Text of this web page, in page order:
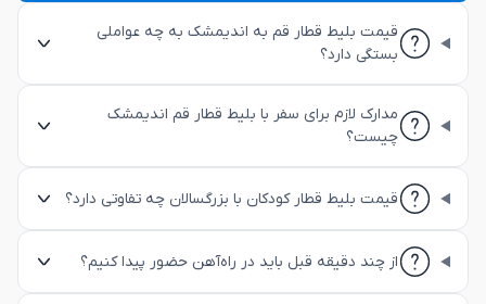
قیمت بلیط قطار قم به اندیمشک به چه عواملی
بستگی دارد؟
مدارک لازم برای سفر با بلیط قطار قم اندیمشک
چیست؟
قیمت بلیط قطار کودکان با بزرگسالان چه تفاوتی دارد؟
از چند دقیقه قبل باید در راه‌آهن حضور پیدا کنیم؟